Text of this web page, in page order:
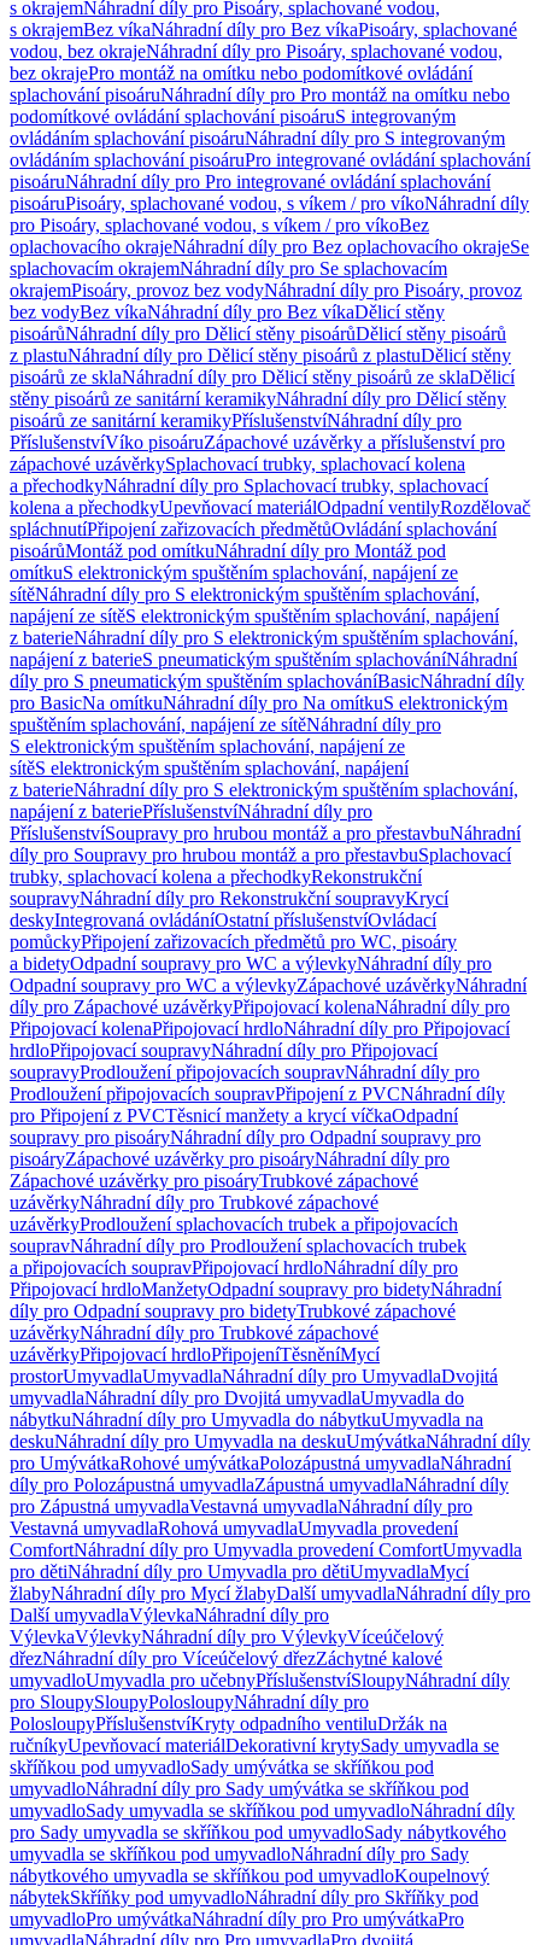
s okrajemNáhradní díly pro Pisoáry, splachované vodou,
s okrajemBez víkaNáhradní díly pro Bez víkaPisoáry, splachované
vodou, bez okrajeNáhradní díly pro Pisoáry, splachované vodou,
bez okrajePro montáž na omítku nebo podomítkové ovládání
splachování pisoáruNáhradní díly pro Pro montáž na omítku nebo
podomítkové ovládání splachování pisoáruS integrovaným
ovládáním splachování pisoáruNáhradní díly pro S integrovaným
ovládáním splachování pisoáruPro integrované ovládání splachování
pisoáruNáhradní díly pro Pro integrované ovládání splachování
pisoáruPisoáry, splachované vodou, s víkem / pro víkoNáhradní díly
pro Pisoáry, splachované vodou, s víkem / pro víkoBez
oplachovacího okrajeNáhradní díly pro Bez oplachovacího okrajeSe
splachovacím okrajemNáhradní díly pro Se splachovacím
okrajemPisoáry, provoz bez vodyNáhradní díly pro Pisoáry, provoz
bez vodyBez víkaNáhradní díly pro Bez víkaDělicí stěny
pisoárůNáhradní díly pro Dělicí stěny pisoárůDělicí stěny pisoárů
z plastuNáhradní díly pro Dělicí stěny pisoárů z plastuDělicí stěny
pisoárů ze sklaNáhradní díly pro Dělicí stěny pisoárů ze sklaDělicí
stěny pisoárů ze sanitární keramikyNáhradní díly pro Dělicí stěny
pisoárů ze sanitární keramikyPříslušenstvíNáhradní díly pro
PříslušenstvíVíko pisoáruZápachové uzávěrky a příslušenství pro
zápachové uzávěrkySplachovací trubky, splachovací kolena
a přechodkyNáhradní díly pro Splachovací trubky, splachovací
kolena a přechodkyUpevňovací materiálOdpadní ventilyRozdělovač
spláchnutíPřipojení zařizovacích předmětůOvládání splachování
pisoárůMontáž pod omítkuNáhradní díly pro Montáž pod
omítkuS elektronickým spuštěním splachování, napájení ze
sítěNáhradní díly pro S elektronickým spuštěním splachování,
napájení ze sítěS elektronickým spuštěním splachování, napájení
z baterieNáhradní díly pro S elektronickým spuštěním splachování,
napájení z baterieS pneumatickým spuštěním splachováníNáhradní
díly pro S pneumatickým spuštěním splachováníBasicNáhradní díly
pro BasicNa omítkuNáhradní díly pro Na omítkuS elektronickým
spuštěním splachování, napájení ze sítěNáhradní díly pro
S elektronickým spuštěním splachování, napájení ze
sítěS elektronickým spuštěním splachování, napájení
z baterieNáhradní díly pro S elektronickým spuštěním splachování,
napájení z bateriePříslušenstvíNáhradní díly pro
PříslušenstvíSoupravy pro hrubou montáž a pro přestavbuNáhradní
díly pro Soupravy pro hrubou montáž a pro přestavbuSplachovací
trubky, splachovací kolena a přechodkyRekonstrukční
soupravyNáhradní díly pro Rekonstrukční soupravyKrycí
deskyIntegrovaná ovládáníOstatní příslušenstvíOvládací
pomůckyPřipojení zařizovacích předmětů pro WC, pisoáry
a bidetyOdpadní soupravy pro WC a výlevkyNáhradní díly pro
Odpadní soupravy pro WC a výlevkyZápachové uzávěrkyNáhradní
díly pro Zápachové uzávěrkyPřipojovací kolenaNáhradní díly pro
Připojovací kolenaPřipojovací hrdloNáhradní díly pro Připojovací
hrdloPřipojovací soupravyNáhradní díly pro Připojovací
soupravyProdloužení připojovacích soupravNáhradní díly pro
Prodloužení připojovacích soupravPřipojení z PVCNáhradní díly
pro Připojení z PVCTěsnicí manžety a krycí víčkaOdpadní
soupravy pro pisoáryNáhradní díly pro Odpadní soupravy pro
pisoáryZápachové uzávěrky pro pisoáryNáhradní díly pro
Zápachové uzávěrky pro pisoáryTrubkové zápachové
uzávěrkyNáhradní díly pro Trubkové zápachové
uzávěrkyProdloužení splachovacích trubek a připojovacích
soupravNáhradní díly pro Prodloužení splachovacích trubek
a připojovacích soupravPřipojovací hrdloNáhradní díly pro
Připojovací hrdloManžetyOdpadní soupravy pro bidetyNáhradní
díly pro Odpadní soupravy pro bidetyTrubkové zápachové
uzávěrkyNáhradní díly pro Trubkové zápachové
uzávěrkyPřipojovací hrdloPřipojeníTěsněníMycí
prostorUmyvadlaUmyvadlaNáhradní díly pro UmyvadlaDvojitá
umyvadlaNáhradní díly pro Dvojitá umyvadlaUmyvadla do
nábytkuNáhradní díly pro Umyvadla do nábytkuUmyvadla na
deskuNáhradní díly pro Umyvadla na deskuUmývátkaNáhradní díly
pro UmývátkaRohové umývátkaPolozápustná umyvadlaNáhradní
díly pro Polozápustná umyvadlaZápustná umyvadlaNáhradní díly
pro Zápustná umyvadlaVestavná umyvadlaNáhradní díly pro
Vestavná umyvadlaRohová umyvadlaUmyvadla provedení
ComfortNáhradní díly pro Umyvadla provedení ComfortUmyvadla
pro dětiNáhradní díly pro Umyvadla pro dětiUmyvadlaMycí
žlabyNáhradní díly pro Mycí žlabyDalší umyvadlaNáhradní díly pro
Další umyvadlaVýlevkaNáhradní díly pro
VýlevkaVýlevkyNáhradní díly pro VýlevkyVíceúčelový
dřezNáhradní díly pro Víceúčelový dřezZáchytné kalové
umyvadloUmyvadla pro učebnyPříslušenstvíSloupyNáhradní díly
pro SloupySloupyPolosloupyNáhradní díly pro
PolosloupyPříslušenstvíKryty odpadního ventiluDržák na
ručníkyUpevňovací materiálDekorativní krytySady umyvadla se
skříňkou pod umyvadloSady umývátka se skříňkou pod
umyvadloNáhradní díly pro Sady umývátka se skříňkou pod
umyvadloSady umyvadla se skříňkou pod umyvadloNáhradní díly
pro Sady umyvadla se skříňkou pod umyvadloSady nábytkového
umyvadla se skříňkou pod umyvadloNáhradní díly pro Sady
nábytkového umyvadla se skříňkou pod umyvadloKoupelnový
nábytekSkříňky pod umyvadloNáhradní díly pro Skříňky pod
umyvadloPro umývátkaNáhradní díly pro Pro umývátkaPro
umyvadlaNáhradní díly pro Pro umyvadlaPro dvojitá